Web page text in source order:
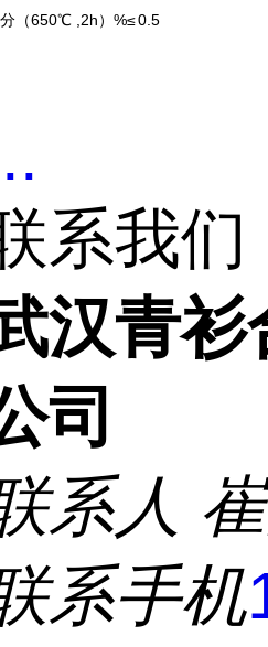
（650℃ ,2h）%≤0.5
系我们
汉青衫
司
系人
系手机